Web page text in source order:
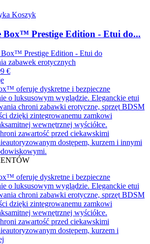
Koszyk
Prestige Edition - Etui do...
€
oferuje dyskretne i bezpieczne
o luksusowym wyglądzie. Eleganckie etui
chroni zabawki erotyczne, sprzęt BDSM
dzięki zintegrowanemu zamkowi
wewnętrznej wyściółce.
zawartość przed ciekawskimi
dostępem, kurzem i innymi
oferuje dyskretne i bezpieczne
o luksusowym wyglądzie. Eleganckie etui
chroni zabawki erotyczne, sprzęt BDSM
dzięki zintegrowanemu zamkowi
wewnętrznej wyściółce.
zawartość przed ciekawskimi
dostępem, kurzem i